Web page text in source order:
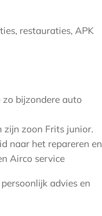
restauraties, APK
bijzondere auto
zijn zoon Frits junior.
naar het repareren en
Airco service
advies en